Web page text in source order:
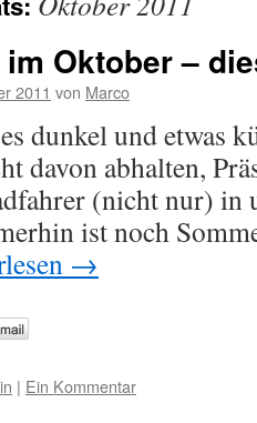
Oktober –
2011 von Marco
dunkel und etwas
davon abhalten,
(nicht nur) in
ist noch
→
| Ein Kommentar